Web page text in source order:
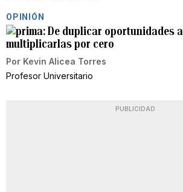
OPINIÓN
De duplicar oportunidades a
multiplicarlas por cero
Por Kevin Alicea Torres
Profesor Universitario
PUBLICIDAD